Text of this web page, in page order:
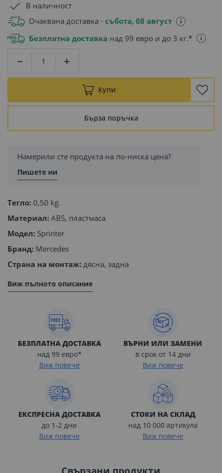
В наличност
Очаквана доставка - събота, 08 август
Безплатна доставка над 99 евро и до 3 кг.*
Купи
Бърза поръчка
Намерили сте продукта на по-ниска цена?
Пишете ни
Тегло: 0,50 kg.
Материал: ABS, пластмаса
Модел: Sprinter
Бранд: Mercedes
Страна на монтаж: дясна, задна
Виж пълното описание
БЕЗПЛАТНА ДОСТАВКА
над 99 евро*
Виж повече
ВЪРНИ ИЛИ ЗАМЕНИ
в срок от 14 дни
Виж повече
ЕКСПРЕСНА ДОСТАВКА
до 1-2 дни
Виж повече
СТОКИ НА СКЛАД
над 10 000 артикула
Виж повече